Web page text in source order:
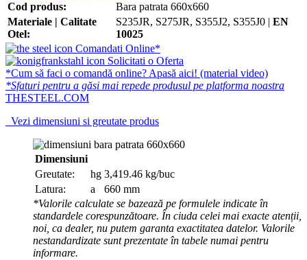
Cod produs:
Bara patrata 660x660
Materiale | Calitate
Otel:
S235JR, S275JR, S355J2, S355J0 | EN
10025
Comandati Online*
Solicitati o Oferta
*Cum să faci o comandă online? Apasă aici! (material video)
*Sfaturi pentru a găsi mai repede produsul pe platforma noastra
THESTEEL.COM
Vezi dimensiuni si greutate produs
Dimensiuni
Greutate:
hg 3,419.46 kg/buc
Latura:
a
660 mm
*Valorile calculate se bazează pe formulele indicate în
standardele corespunzătoare. În ciuda celei mai exacte atenții,
noi, ca dealer, nu putem garanta exactitatea datelor. Valorile
nestandardizate sunt prezentate în tabele numai pentru
informare.